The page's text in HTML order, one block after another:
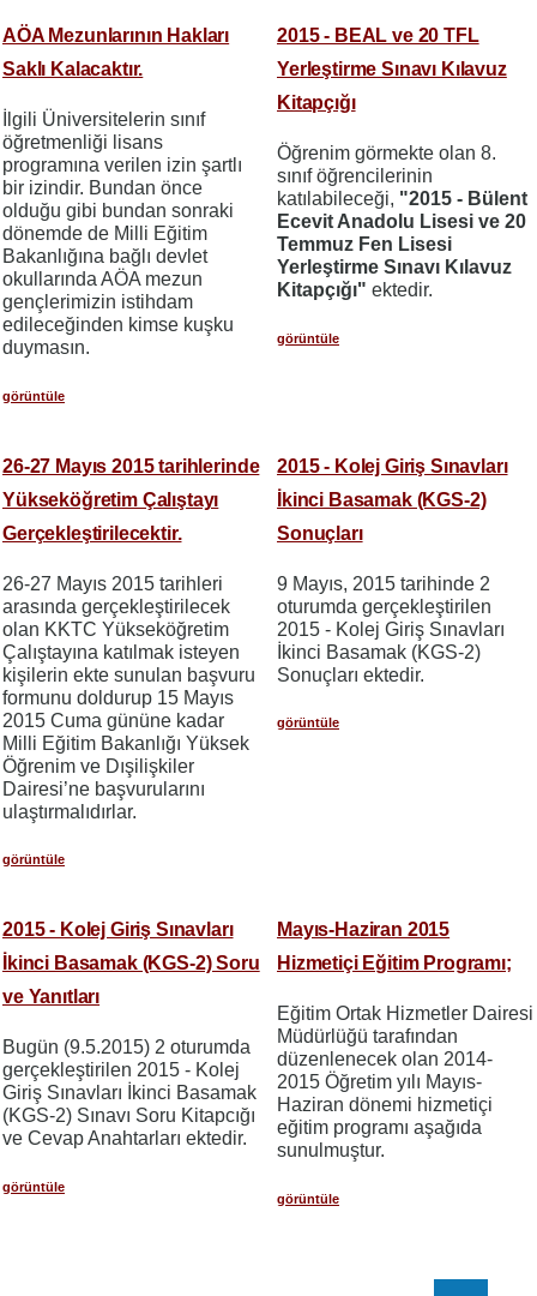
AÖA Mezunlarının Hakları
Saklı Kalacaktır.
İlgili Üniversitelerin sınıf
öğretmenliği lisans
programına verilen izin şartlı
bir izindir. Bundan önce
olduğu gibi bundan sonraki
dönemde de Milli Eğitim
Bakanlığına bağlı devlet
okullarında AÖA mezun
gençlerimizin istihdam
edileceğinden kimse kuşku
duymasın.
görüntüle
2015 - BEAL ve 20 TFL
Yerleştirme Sınavı Kılavuz
Kitapçığı
Öğrenim görmekte olan 8.
sınıf öğrencilerinin
katılabileceği, "2015 - Bülent
Ecevit Anadolu Lisesi ve 20
Temmuz Fen Lisesi
Yerleştirme Sınavı Kılavuz
Kitapçığı" ektedir.
görüntüle
26-27 Mayıs 2015 tarihlerinde
Yükseköğretim Çalıştayı
Gerçekleştirilecektir.
26-27 Mayıs 2015 tarihleri
arasında gerçekleştirilecek
olan KKTC Yükseköğretim
Çalıştayına katılmak isteyen
kişilerin ekte sunulan başvuru
formunu doldurup 15 Mayıs
2015 Cuma gününe kadar
Milli Eğitim Bakanlığı Yüksek
Öğrenim ve Dışilişkiler
Dairesi’ne başvurularını
ulaştırmalıdırlar.
görüntüle
2015 - Kolej Giriş Sınavları
İkinci Basamak (KGS-2)
Sonuçları
9 Mayıs, 2015 tarihinde 2
oturumda gerçekleştirilen
2015 - Kolej Giriş Sınavları
İkinci Basamak (KGS-2)
Sonuçları ektedir.
görüntüle
2015 - Kolej Giriş Sınavları
İkinci Basamak (KGS-2) Soru
ve Yanıtları
Bugün (9.5.2015) 2 oturumda
gerçekleştirilen 2015 - Kolej
Giriş Sınavları İkinci Basamak
(KGS-2) Sınavı Soru Kitapcığı
ve Cevap Anahtarları ektedir.
görüntüle
Mayıs-Haziran 2015
Hizmetiçi Eğitim Programı;
Eğitim Ortak Hizmetler Dairesi
Müdürlüğü tarafından
düzenlenecek olan 2014-
2015 Öğretim yılı Mayıs-
Haziran dönemi hizmetiçi
eğitim programı aşağıda
sunulmuştur.
görüntüle